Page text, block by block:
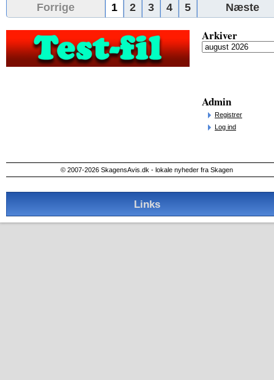
Forrige 1 2 3 4 5 Næste
Arkiver
Admin
Registrer
Log ind
© 2007-2026 SkagensAvis.dk - lokale nyheder fra Skagen
Links